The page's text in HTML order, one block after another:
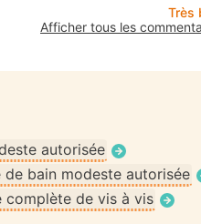
Très
Afficher tous les
autorisée
de bain modeste autorisée
complète de vis à vis